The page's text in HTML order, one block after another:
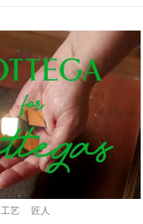
工艺 匠人